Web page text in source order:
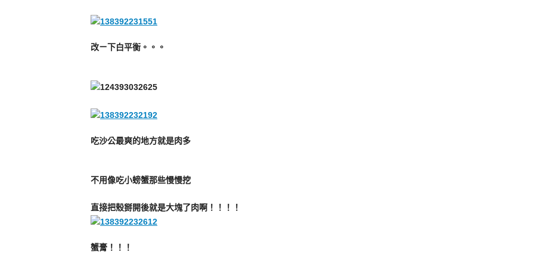
改ㄧ下白平衡。。。
吃沙公最爽的地方就是肉多
不用像吃小螃蟹那些慢慢挖
直接把殼掰開後就是大塊了肉啊！！！！
蟹膏！！！